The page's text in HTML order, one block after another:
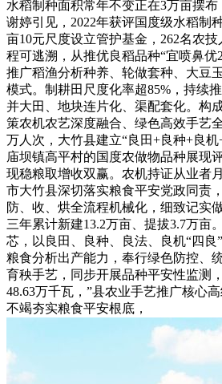
水稻制种面积常年不变正在3万亩摆布
谢婷引见，2022年获评国度级水稻制
亩10元尺度设立管护基金，262名农
程可逃溯，从推优良稻品种“宜喷鼻优
推广稻渔分析种养、轮做套种、大豆
模式。制耕田尺度化率超85%，持续
并大田、地块连片化、渠配套化。构
策农机农艺深度融合、绿色高效手艺
万人次，大竹县建立“良田+良种+良
庙坝镇高平村的国度农做物品种展现
现稳粮取增收双赢。农机持证从业者
市大竹县深切落实粮食平安党政同责
防、收、烘全流程机械化，细致记实
三年累计新建13.2万亩、提拔3.7万亩
芯，以良田、良种、良法、良机“四良
粮食分析出产能力，奉行绿色防控、
育秧手艺，同步开展品种平安性监测
48.63万千瓦，”县农业手艺推广核心
不竭夯实粮食平安根底，